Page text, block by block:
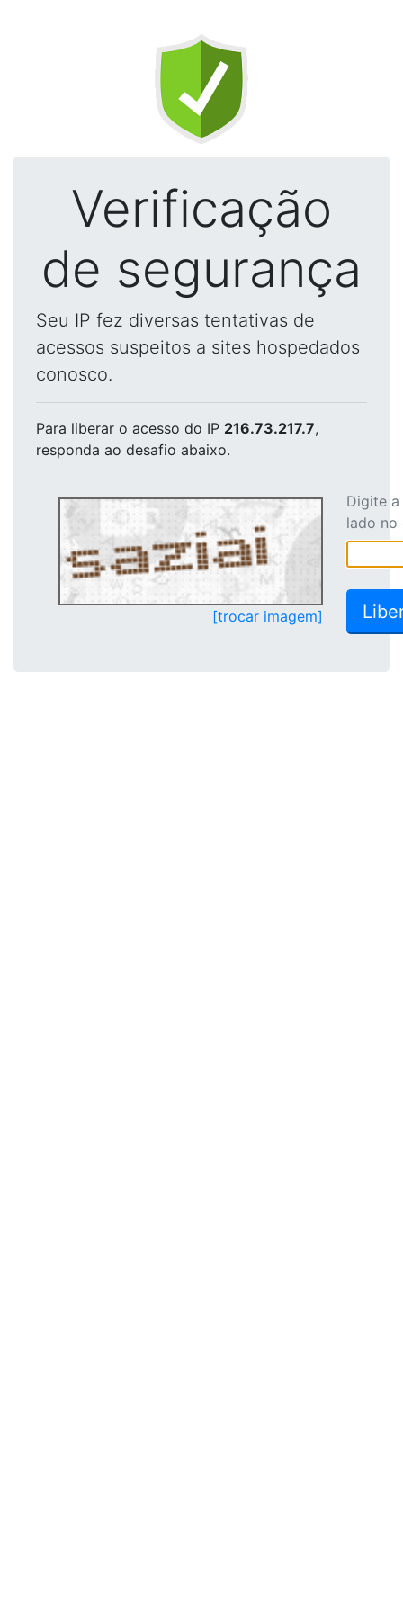
Verificação
de segurança
Seu IP fez diversas tentativas de
acessos suspeitos a sites hospedados
conosco.
Para liberar o acesso do IP 216.73.217.7,
responda ao desafio abaixo.
[trocar imagem]
Digite
lado no